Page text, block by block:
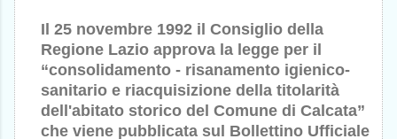
Il 25 novembre 1992 il Consiglio della
Regione Lazio approva la legge per il
“consolidamento - risanamento igienico-
sanitario e riacquisizione della titolarità
dell'abitato storico del Comune di Calcata”
che viene pubblicata sul Bollettino Ufficiale